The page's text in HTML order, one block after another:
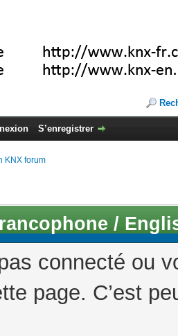
S’enregistrer
KNX forum
/
connecté ou
page. C’est